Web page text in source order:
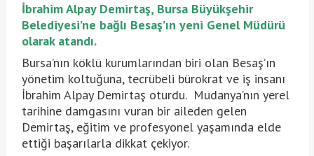
İbrahim Alpay Demirtaş, Bursa Büyükşehir
Belediyesi’ne bağlı Besaş’ın yeni Genel Müdürü
olarak atandı.
Bursa’nın köklü kurumlarından biri olan Besaş’ın
yönetim koltuğuna, tecrübeli bürokrat ve iş insanı
İbrahim Alpay Demirtaş oturdu. Mudanya’nın yerel
tarihine damgasını vuran bir aileden gelen
Demirtaş, eğitim ve profesyonel yaşamında elde
ettiği başarılarla dikkat çekiyor.